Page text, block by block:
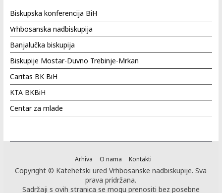
Biskupska konferencija BiH
Vrhbosanska nadbiskupija
Banjalučka biskupija
Biskupije Mostar-Duvno Trebinje-Mrkan
Caritas BK BiH
KTA BKBiH
Centar za mlade
Arhiva O nama Kontakti
Copyright © Katehetski ured Vrhbosanske nadbiskupije. Sva
prava pridržana.
Sadržaji s ovih stranica se mogu prenositi bez posebne